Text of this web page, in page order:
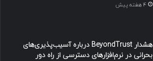
4 هفته پیش
هشدار BeyondTrust درباره آسیب‌پذیری‌های
بحرانی در نرم‌افزارهای دسترسی از راه دور